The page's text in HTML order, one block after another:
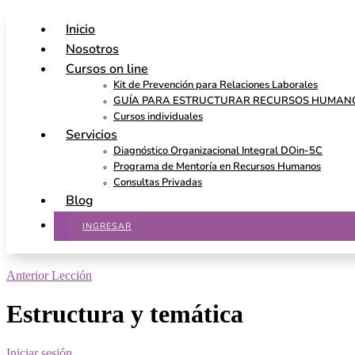
Inicio
Nosotros
Cursos on line
Kit de Prevención para Relaciones Laborales
GUÍA PARA ESTRUCTURAR RECURSOS
Cursos individuales
Servicios
Diagnóstico Organizacional Integral DOin-5C
Programa de Mentoría en Recursos Humanos
Consultas Privadas
Blog
INGRESAR
Anterior Lección
Estructura y temática